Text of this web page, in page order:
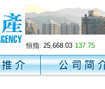
恒指: 25,668.03 137.75